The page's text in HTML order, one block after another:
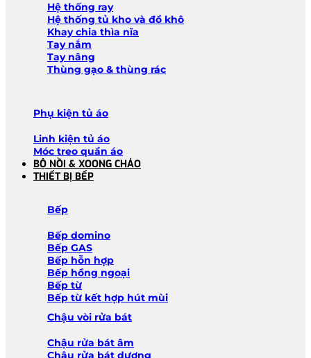
Hệ thống ray
Hệ thống tủ kho và đồ khô
Khay chia thìa nĩa
Tay nắm
Tay nâng
Thùng gạo & thùng rác
Phụ kiện tủ áo
Linh kiện tủ áo
Móc treo quần áo
BỘ NỒI & XOONG CHẢO
THIẾT BỊ BẾP
Bếp
Bếp domino
Bếp GAS
Bếp hỗn hợp
Bếp hồng ngoại
Bếp từ
Bếp từ kết hợp hút mùi
Chậu vòi rửa bát
Chậu rửa bát âm
Chậu rửa bát dương